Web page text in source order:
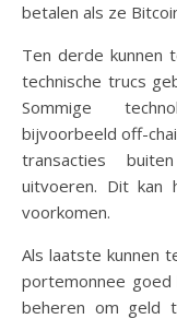
betalen als ze
Ten derde kunnen
technische trucs
Sommige
bijvoorbeeld off-
transacties
uitvoeren. Dit kan
voorkomen.
Als laatste kunnen
portemonnee goed
beheren om geld